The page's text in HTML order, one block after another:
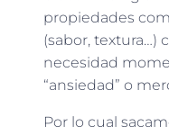
propiedades
(sabor, textura…)
necesidad
“ansiedad” o
Por lo cual